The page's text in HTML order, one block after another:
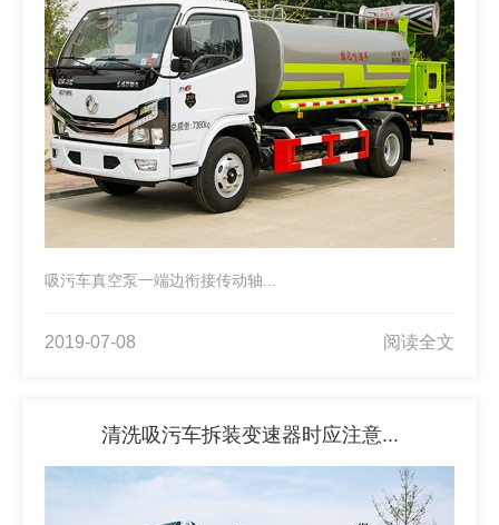
吸污车真空泵一端边衔接传动轴...
2019-07-08 阅读全文
清洗吸污车拆装变速器时应注意...